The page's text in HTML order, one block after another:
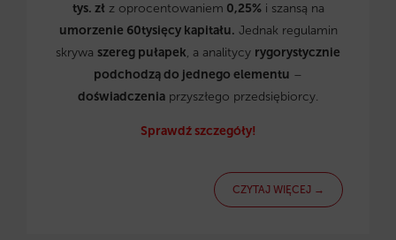
tys. zł z oprocentowaniem 0,25%i szansą na
umorzenie 60tysięcy kapitału. Jednak regulamin
skrywa szereg pułapek, a analitycy rygorystycznie
podchodzą do jednego elementu –
doświadczenia przyszłego przedsiębiorcy.
Sprawdź szczegóły!
CZYTAJ WIĘCEJ →